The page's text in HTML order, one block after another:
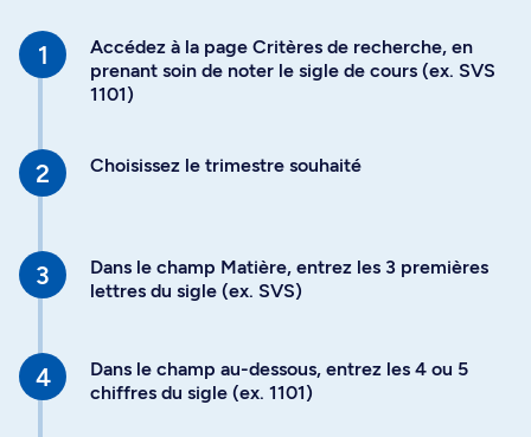
Accédez à la page Critères de recherche, en
prenant soin de noter le sigle de cours (ex. SVS
1101)
Choisissez le trimestre souhaité
Dans le champ Matière, entrez les 3 premières
lettres du sigle (ex. SVS)
Dans le champ au-dessous, entrez les 4 ou 5
chiffres du sigle (ex. 1101)